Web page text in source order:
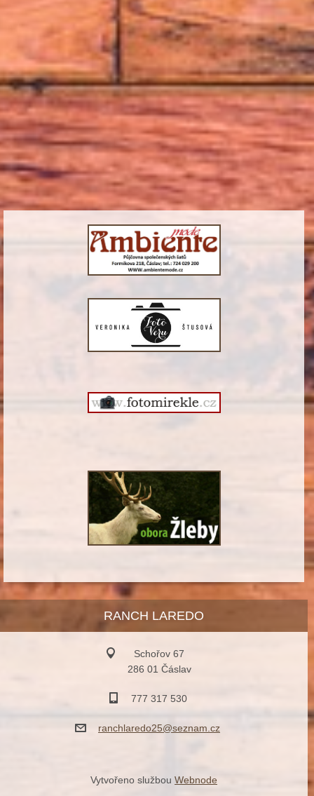
RANCH LAREDO
Schořov 67
286 01 Čáslav
777 317 530
ranchlaredo25@seznam.cz
Vytvořeno službouWebnode